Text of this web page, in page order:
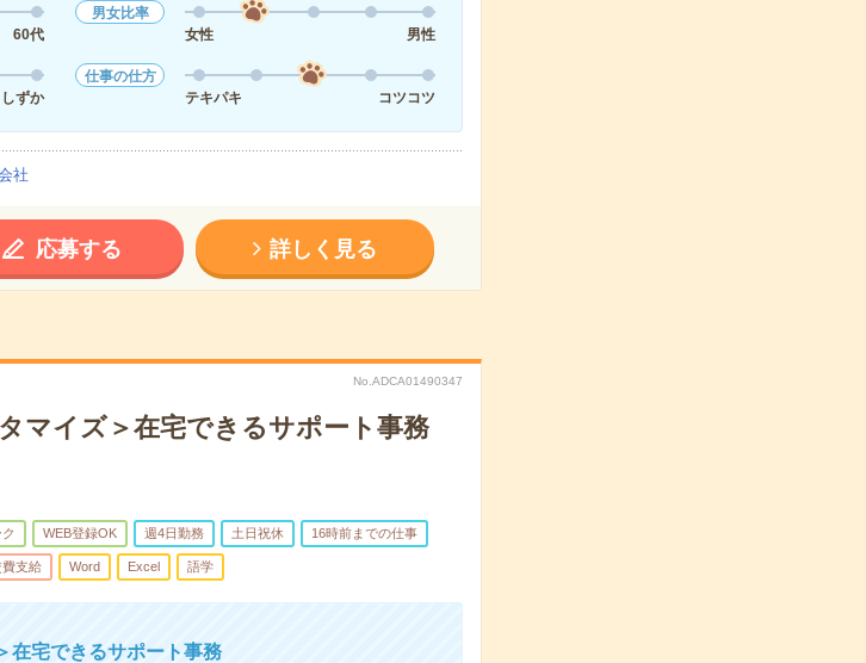
60代
男女比率
女性
男性
しずか
仕事の仕方
テキパキ
コツコツ
社
応募する 詳しく見る
No.ADCA01490347
マイズ＞在宅できるサポート事務
WEB登録OK 週4日勤務 土日祝休 16時前までの仕事
費支給 Word Excel 語学
在宅できるサポート事務